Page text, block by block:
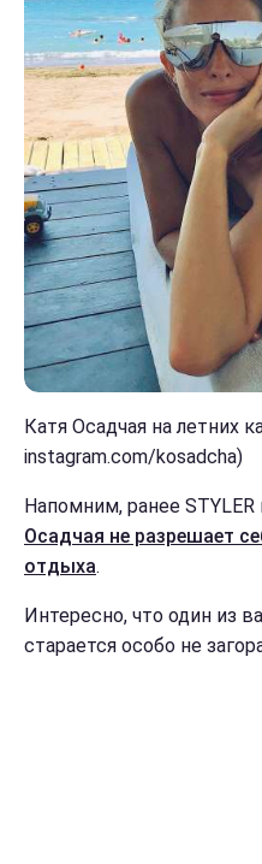
Катя Осадчая на летних
instagram.com/kosadcha)
Напомним, ранее
Осадчая не разрешает
отдыха.
Интересно, что один из
старается особо не